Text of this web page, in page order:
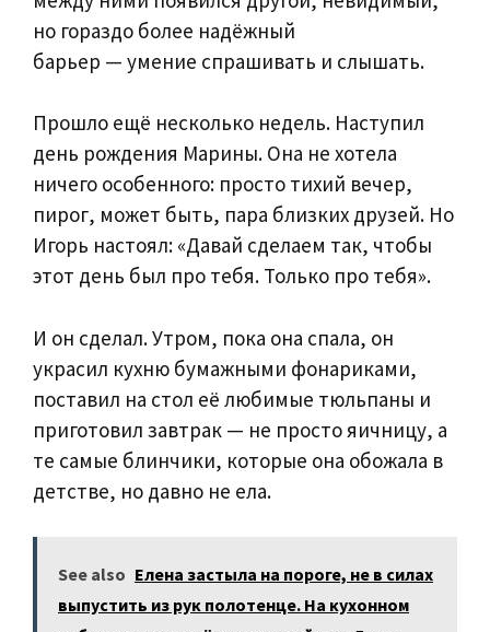
но гораздо более надёжный
барьер — умение спрашивать и слышать.
Прошло ещё несколько недель. Наступил
день рождения Марины. Она не хотела
ничего особенного: просто тихий вечер,
пирог, может быть, пара близких друзей. Но
Игорь настоял: «Давай сделаем так, чтобы
этот день был про тебя. Только про тебя».
И он сделал. Утром, пока она спала, он
украсил кухню бумажными фонариками,
поставил на стол её любимые тюльпаны и
приготовил завтрак — не просто яичницу, а
те самые блинчики, которые она обожала в
детстве, но давно не ела.
See also Елена застыла на пороге, не в силах
выпустить из рук полотенце. На кухонном